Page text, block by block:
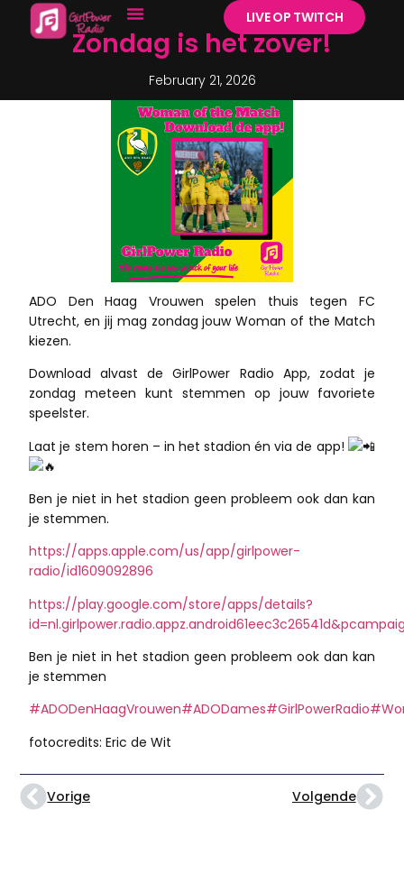
LIVE OP TWITCH
Zondag is het zover!
February 21, 2026
ADO Den Haag Vrouwen spelen thuis tegen FC
Utrecht, en jij mag zondag jouw Woman of the Match
kiezen.
Download alvast de GirlPower Radio App, zodat je
zondag meteen kunt stemmen op jouw favoriete
speelster.
Laat je stem horen – in het stadion én via de app!
Ben je niet in het stadion geen probleem ook dan kan
je stemmen.
https://apps.apple.com/us/app/girlpower-
radio/id1609092896
https://play.google.com/store/apps/details?
Ben je niet in het stadion geen probleem ook dan kan
je stemmen
#ADODenHaagVrouwen#ADODames#GirlPowerRadio
fotocredits: Eric de Wit
Vorige Volgende